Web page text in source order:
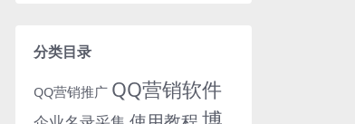
分类目录
QQ营销推广 QQ营销软件